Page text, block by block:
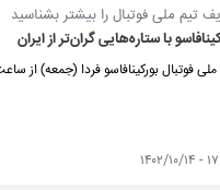
تیم ملی فوتبال را بیشتر بشناسید
با ستاره‌هایی گران‌تر از ایران
بورکینافاسو فردا (جمعه) از ساعت ۱۸ در ورزشگاه المپیک شهر کیش مقابل تیم ملی فوتبال ایران قرار
۱۰/۱۴